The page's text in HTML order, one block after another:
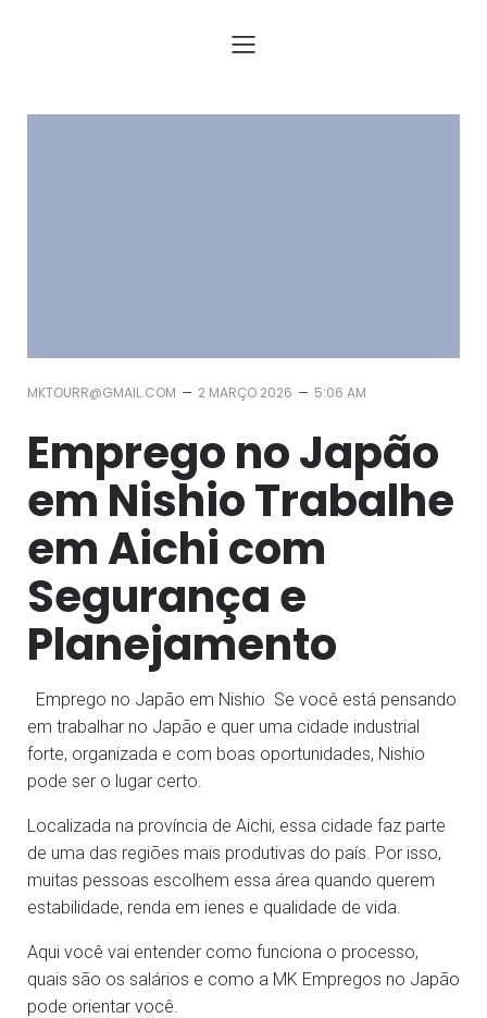
MKTOURR@GMAIL.COM – 2 MARÇO 2026 – 5:06 AM
Emprego no Japão
em Nishio Trabalhe
em Aichi com
Segurança e
Planejamento
Emprego no Japão em Nishio Se você está pensando
em trabalhar no Japão e quer uma cidade industrial
forte, organizada e com boas oportunidades, Nishio
pode ser o lugar certo.
Localizada na província de Aichi, essa cidade faz parte
de uma das regiões mais produtivas do país. Por isso,
muitas pessoas escolhem essa área quando querem
estabilidade, renda em ienes e qualidade de vida.
Aqui você vai entender como funciona o processo,
quais são os salários e como a MK Empregos no Japão
pode orientar você.